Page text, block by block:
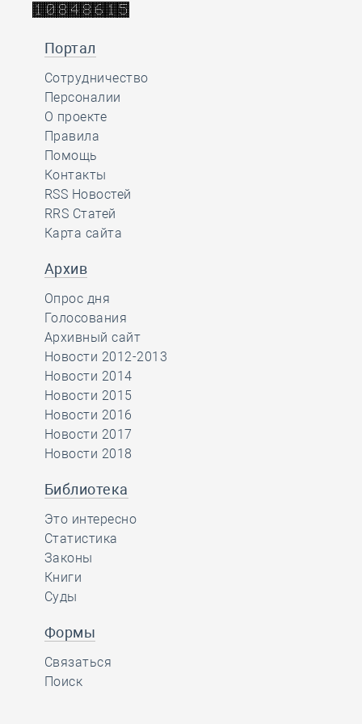
Портал
Сотрудничество
Персоналии
О проекте
Правила
Помощь
Контакты
RSS Новостей
RRS Статей
Карта сайта
Архив
Опрос дня
Голосования
Архивный сайт
Новости 2012-2013
Новости 2014
Новости 2015
Новости 2016
Новости 2017
Новости 2018
Библиотека
Это интересно
Статистика
Законы
Книги
Суды
Формы
Связаться
Поиск